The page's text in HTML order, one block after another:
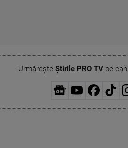
Urmărește Știrile PRO TVpe